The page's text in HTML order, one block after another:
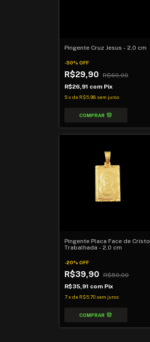
Pingente Cruz Jesus - 2,0 cm
-50% OFF
R$29,90
R$60,00
R$26,91 com Pix
5x de R$5,98 sem juros
Pingente Placa Face de Cristo
Trabalhada - 2,0 cm
-20% OFF
R$39,90
R$50,00
R$35,91 com Pix
7x de R$5,70 sem juros